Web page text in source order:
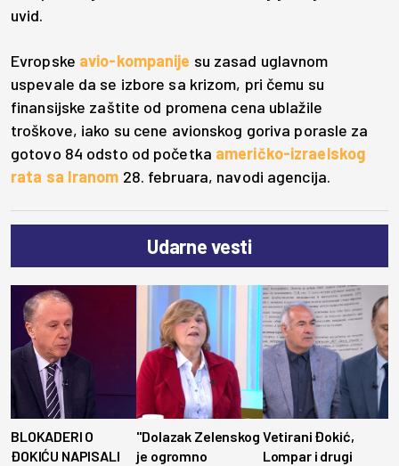
uvid.
Evropske avio-kompanije su zasad uglavnom
uspevale da se izbore sa krizom, pri čemu su
finansijske zaštite od promena cena ublažile
troškove, iako su cene avionskog goriva porasle za
gotovo 84 odsto od početka američko-izraelskog
rata sa Iranom 28. februara, navodi agencija.
Udarne vesti
BLOKADERI O
ĐOKIĆU NAPISALI
"Dolazak Zelenskog
je ogromno
Vetirani Đokić,
Lompar i drugi